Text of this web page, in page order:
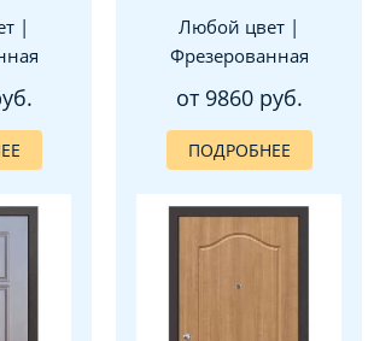
|
Любой цвет |
Фрезерованная
от 9860 руб.
ПОДРОБНЕЕ